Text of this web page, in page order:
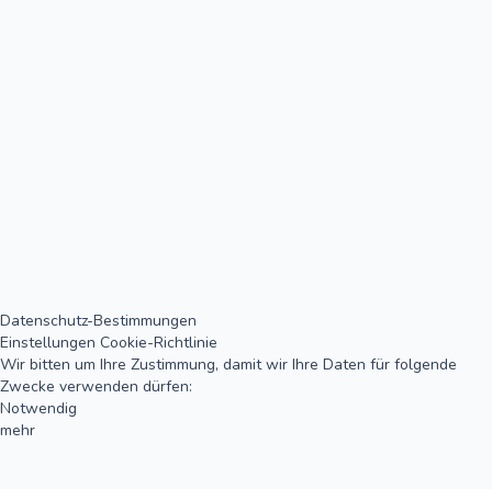
Datenschutz-Bestimmungen
Einstellungen Cookie-Richtlinie
Wir bitten um Ihre Zustimmung, damit wir Ihre Daten für folgende
Zwecke verwenden dürfen:
Notwendig
mehr